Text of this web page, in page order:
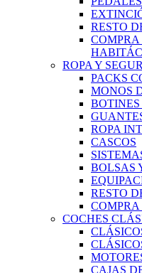
RESTO
COMPRA
ROPA Y
PACKS
MONOS
ROPA
CASCOS
BOLSAS
RESTO
COCHES
CAJAS